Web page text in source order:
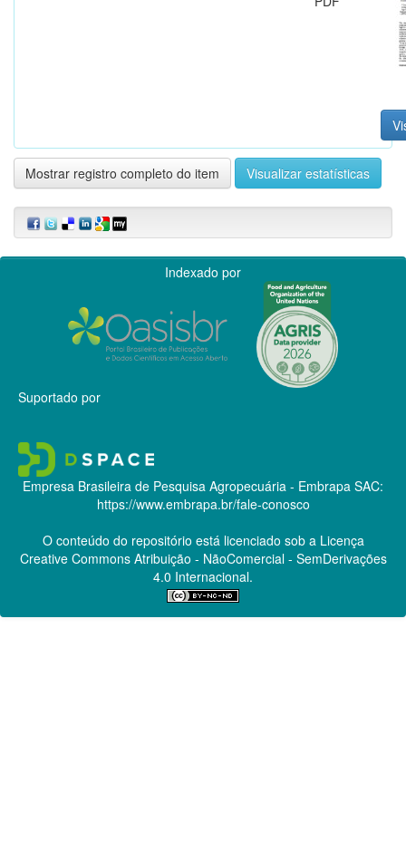
Mostrar registro completo do item Visualizar estatísticas
Indexado por
Suportado por
Empresa Brasileira de Pesquisa Agropecuária - Embrapa SAC:
https://www.embrapa.br/fale-conosco
O conteúdo do repositório está licenciado sob a Licença
Creative CommonsAtribuição - NãoComercial - SemDerivações
4.0 Internacional.